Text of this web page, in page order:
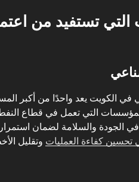
التي تستفيد من
في الكويت يعد واحدًا من أكبر
التي تعمل في قطاع النفط
الجودة والسلامة لضمان
تحسين كفاءة العمليات وتقليل